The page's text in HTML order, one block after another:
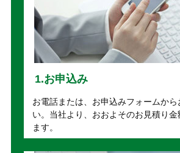
1.お申込み
お電話または、お申込みフォームから
い。当社より、おおよそのお見積り金
ます。